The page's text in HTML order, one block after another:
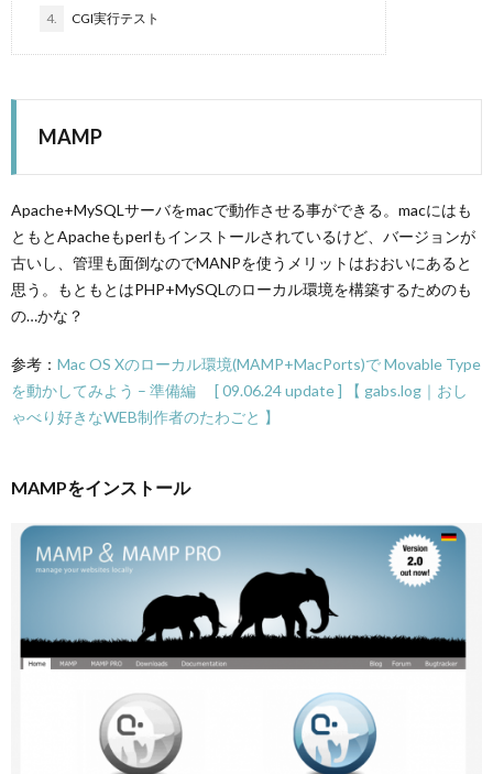
4. CGI実行テスト
MAMP
Apache+MySQLサーバをmacで動作させる事ができる。macにはも
ともとApacheもperlもインストールされているけど、バージョンが
古いし、管理も面倒なのでMANPを使うメリットはおおいにあると
思う。もともとはPHP+MySQLのローカル環境を構築するためのも
の…かな？
参考： Mac OS Xのローカル環境(MAMP+MacPorts)で Movable Type
を動かしてみよう – 準備編 [ 09.06.24 update ] 【 gabs.log｜おし
ゃべり好きなWEB制作者のたわごと 】
MAMPをインストール